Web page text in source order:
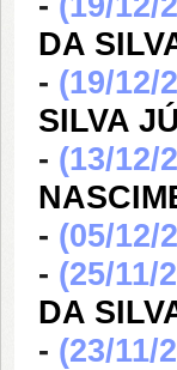
DA
- (19/12/
SILVA
- (13/12/
- (05/12/
- (25/11/
DA
- (23/11/